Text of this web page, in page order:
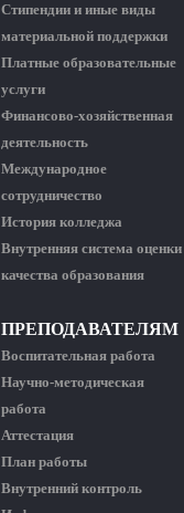
Стипендии и иные виды
материальной поддержки
Платные образовательные
услуги
Финансово-хозяйственная
деятельность
Международное
сотрудничество
История колледжа
Внутренняя система оценки
качества образования
ПРЕПОДАВАТЕЛЯМ
Воспитательная работа
Научно-методическая
работа
Аттестация
План работы
Внутренний контроль